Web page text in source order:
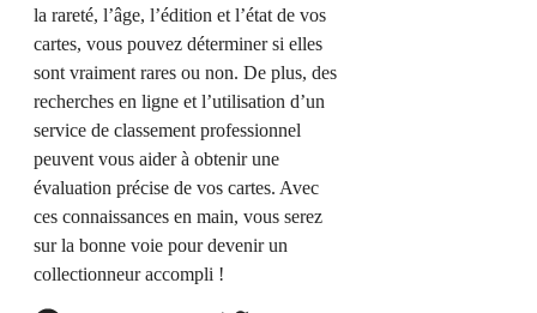
la rareté, l’âge, l’édition et l’état de vos
cartes, vous pouvez déterminer si elles
sont vraiment rares ou non. De plus, des
recherches en ligne et l’utilisation d’un
service de classement professionnel
peuvent vous aider à obtenir une
évaluation précise de vos cartes. Avec
ces connaissances en main, vous serez
sur la bonne voie pour devenir un
collectionneur accompli !